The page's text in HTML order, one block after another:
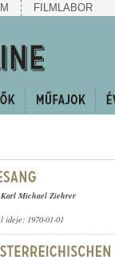
FILMLABOR
Karl Michael Ziehrer
ideje: 1970-01-01